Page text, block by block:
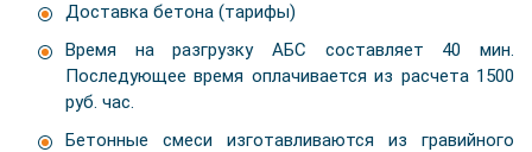
Доставка бетона (тарифы)
Время на разгрузку АБС составляет 40 мин.
Последующее время оплачивается из расчета 1500
руб. час.
Бетонные смеси изготавливаются из гравийного